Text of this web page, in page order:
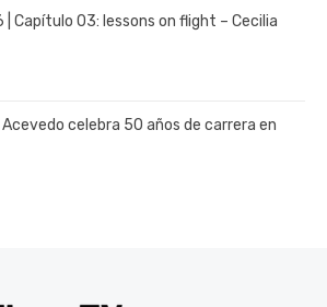
Capítulo 03: lessons on flight – Cecilia
celebra 50 años de carrera en